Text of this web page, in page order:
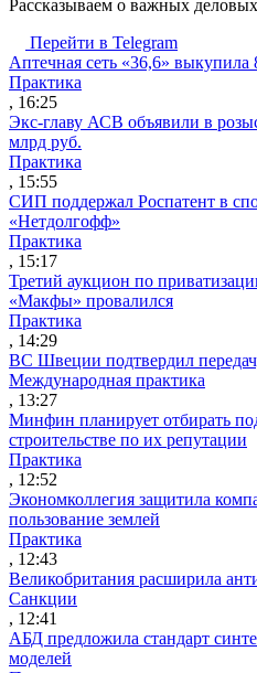
Рассказываем о важных
Перейти в Telegram
Аптечная сеть «36,6» выкупила
Практика
, 16:25
Экс-главу АСВ объявили в
млрд руб.
Практика
, 15:55
СИП поддержал Роспатент в
«Нетдолгофф»
Практика
, 15:17
Третий аукцион по
«Макфы» провалился
Практика
, 14:29
ВС Швеции подтвердил
Международная практика
, 13:27
Минфин планирует отбирать
строительстве по их репутации
Практика
, 12:52
Экономколлегия защитила
пользование землей
Практика
, 12:43
Великобритания расширила
Санкции
, 12:41
АБД предложила стандарт
моделей